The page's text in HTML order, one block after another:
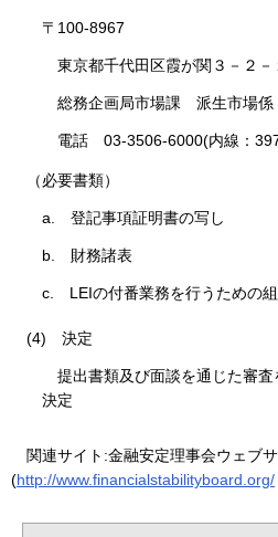
〒100-8967
東京都千代田区霞が関３－２－
総務企画局市場課 派生市場係
電話 03-3506-6000(内線：
（必要書類）
a. 登記事項証明書の写し
b. 財務諸表
c. LEIの付番業務を行うための
(4) 決定
提出書類及び面談を通じた審
決定
関連サイト:金融安定理事会ウェブ
(http://www.financialstabilityboard.org/